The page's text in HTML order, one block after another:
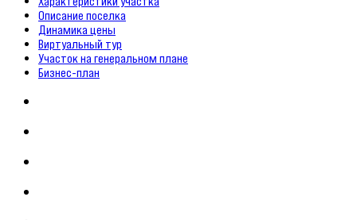
Описание поселка
Динамика цены
Виртуальный тур
Участок на генеральном плане
Бизнес-план